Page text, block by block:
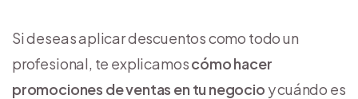
Si deseas aplicar descuentos como todo un
profesional, te explicamoscómo hacer
promociones de ventas en tu negocio y cuándo es